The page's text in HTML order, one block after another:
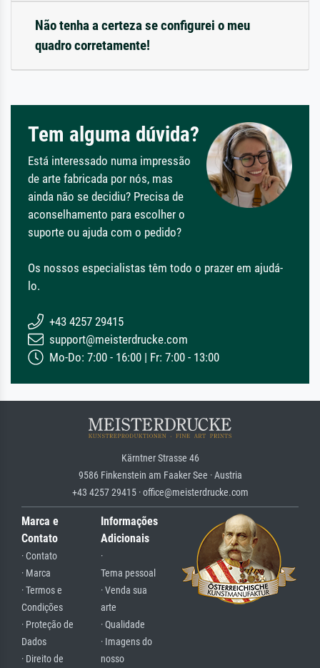
Não tenha a certeza se configurei o meu
quadro corretamente!
Tem alguma dúvida?
Está interessado numa impressão
de arte fabricada por nós, mas
ainda não se decidiu? Precisa de
aconselhamento para escolher o
suporte ou ajuda com o pedido?
Os nossos especialistas têm todo o prazer em ajudá-
lo.
+43 4257 29415
support@meisterdrucke.com
Mo-Do: 7:00 - 16:00 | Fr: 7:00 - 13:00
Kärntner Strasse 46
9586 Finkenstein am Faaker See · Austria
+43 4257 29415 · office@meisterdrucke.com
Marca e
Contato
· Contato
· Marca
· Termos e
Condições
· Proteção de
Dados
· Direito de
Informações
Adicionais
·
Tema pessoal
· Venda sua
arte
· Qualidade
· Imagens do
nosso